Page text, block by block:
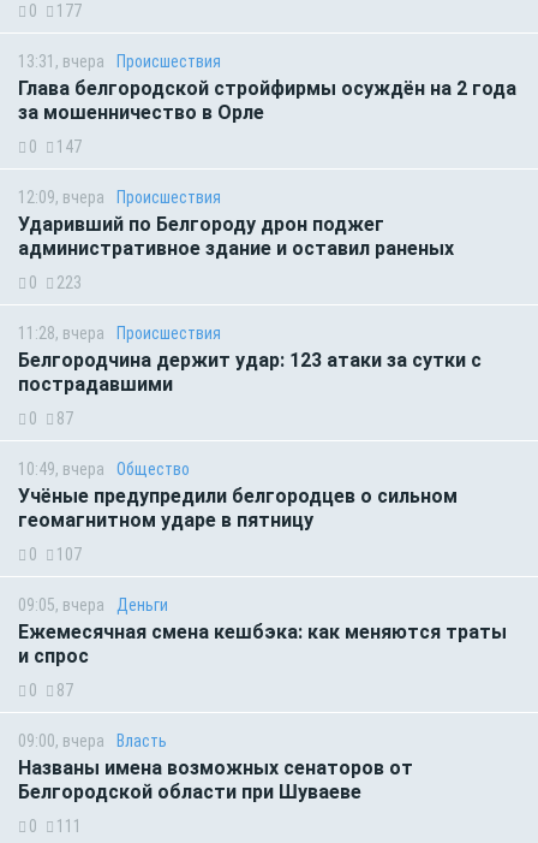
0 177
13:31, вчера Происшествия
Глава белгородской стройфирмы осуждён на 2 года
за мошенничество в Орле
0 147
12:09, вчера Происшествия
Ударивший по Белгороду дрон поджег
административное здание и оставил раненых
0 223
11:28, вчера Происшествия
Белгородчина держит удар: 123 атаки за сутки с
пострадавшими
0 87
10:49, вчера Общество
Учёные предупредили белгородцев о сильном
геомагнитном ударе в пятницу
0 107
09:05, вчера Деньги
Ежемесячная смена кешбэка: как меняются траты
и спрос
0 87
09:00, вчера Власть
Названы имена возможных сенаторов от
Белгородской области при Шуваеве
0 111